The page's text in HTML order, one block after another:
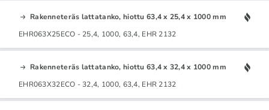
Rakenneteräs lattatanko, hiottu 63,4 x 25,4 x 1000 mm
EHR063X25ECO - 25,4, 1000, 63,4, EHR 2132
Rakenneteräs lattatanko, hiottu 63,4 x 32,4 x 1000 mm
EHR063X32ECO - 32,4, 1000, 63,4, EHR 2132